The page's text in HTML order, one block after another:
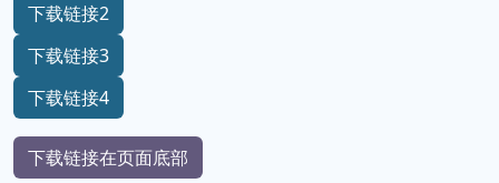
下载链接2
下载链接3
下载链接4
下载链接在页面底部